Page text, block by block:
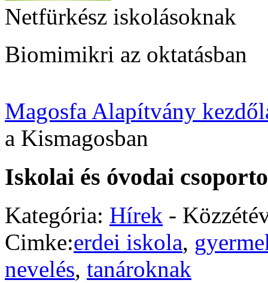
Netfürkész iskolásoknak
Biomimikri az oktatásban
Magosfa Alapítvány
a Kismagosban
Iskolai és óvodai
Kategória: Hírek -
Cimke:erdei iskola,
nevelés, tanároknak